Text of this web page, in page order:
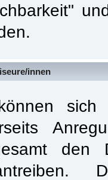
innen
sich
den